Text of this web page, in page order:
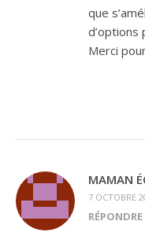
que
Merci
MAMAN
7 OCTOBRE
RÉPONDRE